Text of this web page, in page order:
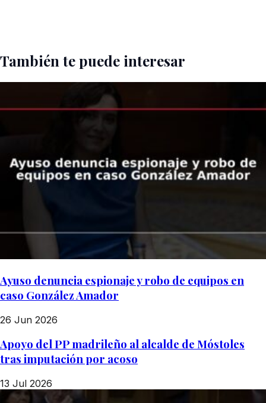
También te puede interesar
Ayuso denuncia espionaje y robo de equipos en
caso González Amador
26 Jun 2026
Apoyo del PP madrileño al alcalde de Móstoles
tras imputación por acoso
13 Jul 2026